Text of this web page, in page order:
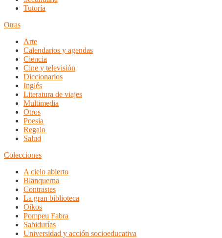
Tutoría
Otras
Arte
Calendarios y agendas
Ciencia
Cine y televisión
Diccionarios
Inglés
Literatura de viajes
Multimedia
Otros
Poesia
Regalo
Salud
Colecciones
A cielo abierto
Blanquerna
Contrastes
La gran biblioteca
Oikos
Pompeu Fabra
Sabidurías
Universidad y acción socioeducativa